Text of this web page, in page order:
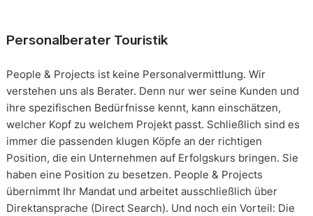
Personalberater Touristik
People & Projects ist keine Personalvermittlung. Wir
verstehen uns als Berater. Denn nur wer seine Kunden und
ihre spezifischen Bedürfnisse kennt, kann einschätzen,
welcher Kopf zu welchem Projekt passt. Schließlich sind es
immer die passenden klugen Köpfe an der richtigen
Position, die ein Unternehmen auf Erfolgskurs bringen. Sie
haben eine Position zu besetzen. People & Projects
übernimmt Ihr Mandat und arbeitet ausschließlich über
Direktansprache (Direct Search). Und noch ein Vorteil: Die